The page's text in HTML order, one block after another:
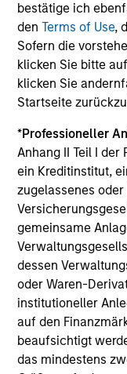
bestätige ich
denTerms of Use,
Sofern die
klicken Sie bitte
klicken Sie
Startseite
*Professioneller
Anhang II Teil I der
ein Kreditinstitut,
zugelassenes
gemeinsame
dessen
oder Waren-
institutioneller
auf den
beaufsichtigt
das mindestens
Counterpoint
added investment
bottom-up
through top-down
holds that optimal
of making long-
inherent
patent portfolio, a
brand-name
high rates of
three to five years
the team’s view,
term growth and
The team believes
valuable to the
principles
flexibility are
pursuit of